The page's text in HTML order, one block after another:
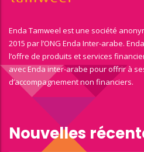
Enda Tamweel est une société
2015 par l’ONG Enda Inter-arabe.
l’offre de produits et services
avec Enda inter-arabe pour offrir à
d’accompagnement non financiers.
Nouvelles